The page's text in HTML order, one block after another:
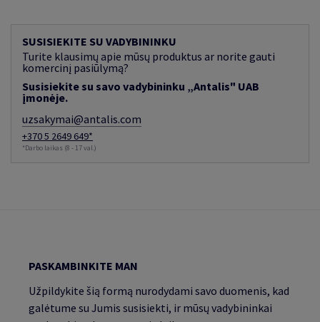
SUSISIEKITE SU VADYBININKU
Turite klausimų apie mūsų produktus ar norite gauti
komercinį pasiūlymą?
Susisiekite su savo vadybininku „Antalis" UAB
įmonėje.
uzsakymai@antalis.com
+370 5 2649 649*
*Darbo laikas (8 - 17 val.)
PASKAMBINKITE MAN
Užpildykite šią formą nurodydami savo duomenis, kad
galėtume su Jumis susisiekti, ir mūsų vadybininkai